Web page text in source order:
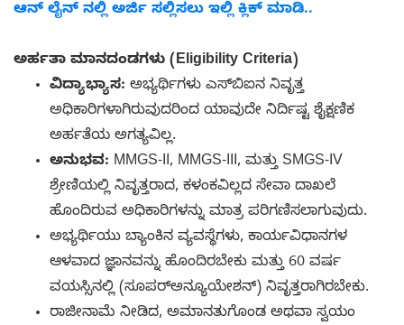
ಆನ್ ಲೈನ್ ನಲ್ಲಿ ಅರ್ಜಿ ಸಲ್ಲಿಸಲು ಇಲ್ಲಿ ಕ್ಲಿಕ್ ಮಾಡಿ..
ಅರ್ಹತಾ ಮಾನದಂಡಗಳು (Eligibility Criteria)
ವಿದ್ಯಾಭ್ಯಾಸ: ಅಭ್ಯರ್ಥಿಗಳು ಎಸ್‌ಬಿಐನ ನಿವೃತ್ತ
ಅಧಿಕಾರಿಗಳಾಗಿರುವುದರಿಂದ ಯಾವುದೇ ನಿರ್ದಿಷ್ಟ ಶೈಕ್ಷಣಿಕ
ಅರ್ಹತೆಯ ಅಗತ್ಯವಿಲ್ಲ.
ಅನುಭವ: MMGS-II, MMGS-III, ಮತ್ತು SMGS-IV
ಶ್ರೇಣಿಯಲ್ಲಿ ನಿವೃತ್ತರಾದ, ಕಳಂಕವಿಲ್ಲದ ಸೇವಾ ದಾಖಲೆ
ಹೊಂದಿರುವ ಅಧಿಕಾರಿಗಳನ್ನು ಮಾತ್ರ ಪರಿಗಣಿಸಲಾಗುವುದು.
ಅಭ್ಯರ್ಥಿಯು ಬ್ಯಾಂಕಿನ ವ್ಯವಸ್ಥೆಗಳು, ಕಾರ್ಯವಿಧಾನಗಳ
ಆಳವಾದ ಜ್ಞಾನವನ್ನು ಹೊಂದಿರಬೇಕು ಮತ್ತು 60 ವರ್ಷ
ವಯಸ್ಸಿನಲ್ಲಿ (ಸೂಪರ್‌ಅನ್ಯೂಯೇಶನ್) ನಿವೃತ್ತರಾಗಿರಬೇಕು.
ರಾಜೀನಾಮೆ ನೀಡಿದ, ಅಮಾನತುಗೊಂಡ ಅಥವಾ ಸ್ವಯಂ